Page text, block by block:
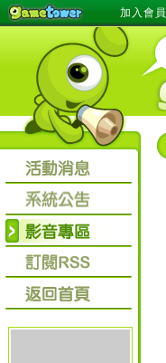
加入會員